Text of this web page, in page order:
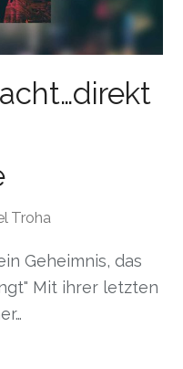
Troha
Geheimnis, das
Mit ihrer letzten